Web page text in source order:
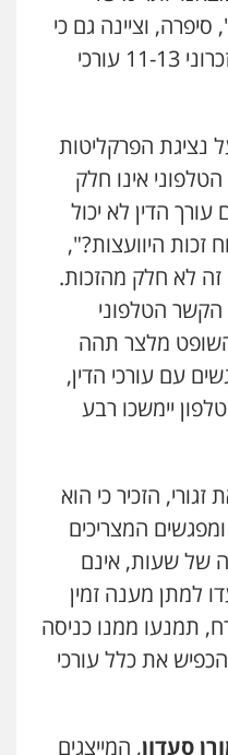
סיפרה, וציינה גם כי
לבכיר כמו זגורי "יש למיטב זכרוני 11-13 עורכי
נציגת הפרקליטות
אינו חלק
הדין לא יכול
זכות היוועצות?",
לא חלק מהזכות.
הטלפוני
מלצר תהה
עם עורכי הדין,
יימשכו רבע
זגורי, הזכיר כי הוא
המצריכים
של שעות, אינם
למתן מענה זמין
תמנעו ממנו כניסה
את כלל עורכי
סעדון, המייצגים